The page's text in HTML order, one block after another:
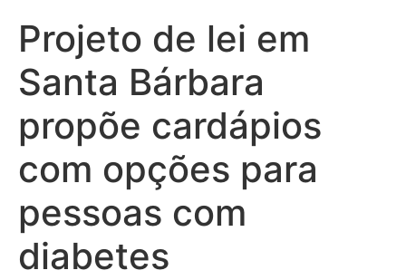
Projeto de lei em
Santa Bárbara
propõe cardápios
com opções para
pessoas com
diabetes